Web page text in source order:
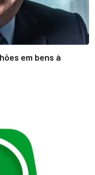
em bens à